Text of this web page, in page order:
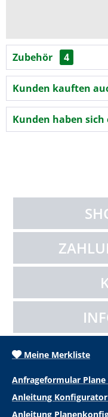
Zubehör 4
Kunden kauften
Kunden haben sich
Meine Merkliste
Anfrageformular Plane
Anleitung Konfigurator
Anleitung